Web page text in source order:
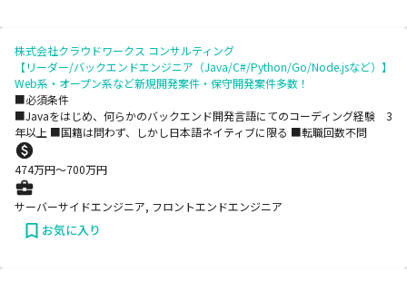
株式会社クラウドワークス コンサルティング
【リーダー/バックエンドエンジニア（Java/C#/Python/Go/Node.jsなど）】
Web系・オープン系など新規開発案件・保守開発案件多数！
■必須条件
■Javaをはじめ、何らかのバックエンド開発言語にてのコーディング経験 3
年以上 ■国籍は問わず、しかし日本語ネイティブに限る ■転職回数不問
474万円〜700万円
サーバーサイドエンジニア, フロントエンドエンジニア
お気に入り